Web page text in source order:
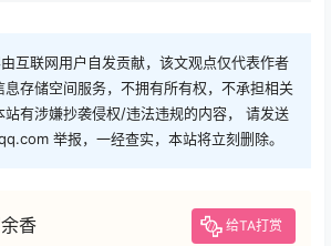
互联网用户自发贡献，该文观点仅代表作者
存储空间服务，不拥有所有权，不承担相关
站有涉嫌抄袭侵权/违法违规的内容， 请发送
举报，一经查实，本站将立刻删除。
香 给TA打赏